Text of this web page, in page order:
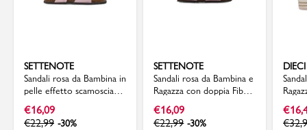
SETTENOTE
Sandali rosa da Bambina in
pelle effetto scamosciato
con fibbie Settenote
€16,09
€22,99 -30%
SETTENOTE
Sandali rosa da Bambina e
Ragazza con doppia Fibbia
Regolabile Settenote
€16,09
€22,99 -30%
€
€